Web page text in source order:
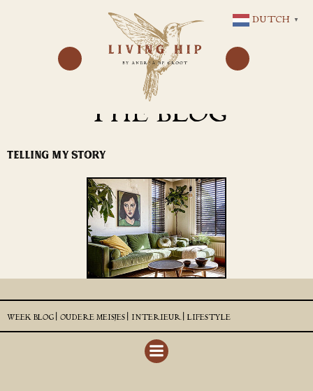
NAAR
DE
INHOUD
THE BLOG
TELLING MY STORY
WEEK BLOG | OUDERE MEISJES | INTERIEUR | LIFESTYLE
DUTCH ▼